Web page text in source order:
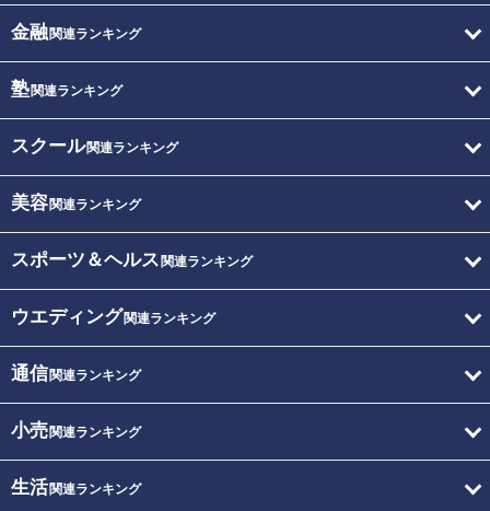
金融関連ランキング
塾関連ランキング
スクール関連ランキング
美容関連ランキング
スポーツ＆ヘルス 関連ランキング
ウエディング関連ランキング
通信関連ランキング
小売関連ランキング
生活関連ランキング